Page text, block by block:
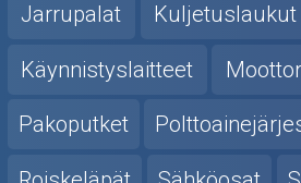
Moottorikelkan osat
Mopoauton osat
Mönkijän osat
Jarrupalat Kuljetuslaukut
Käynnistyslaitteet
Pakoputket